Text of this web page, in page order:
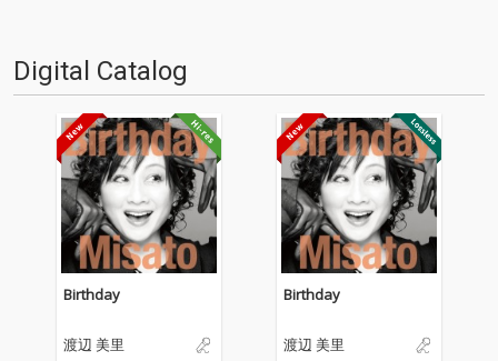
Digital Catalog
Birthday
渡辺 美里
Birthday
渡辺 美里